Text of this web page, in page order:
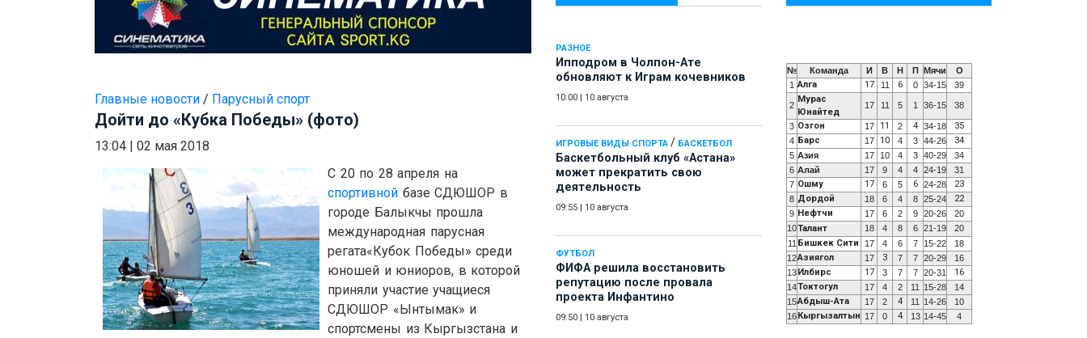
РАЗНОЕ
Ипподром в Чолпон-Ате
обновляют к Играм кочевников
10:00 10 августа
ИГРОВЫЕ ВИДЫ СПОРТА / БАСКЕТБОЛ
Баскетбольный клуб «Астана»
может прекратить свою
деятельность
09:55 10 августа
ФУТБОЛ
ФИФА решила восстановить
репутацию после провала
проекта Инфантино
09:50 10 августа
Главные новости / Парусный спорт
Дойти до «Кубка Победы» (фото)
13:04
02 мая 2018
С 20 по 28 апреля на
спортивной базе СДЮШОР в
городе Балыкчы прошла
международная парусная
регата« Кубок Победы»среди
юношей и юниоров, в которой
приняли участие учащиеся
СДЮШОР « Ынтымак» и
спортсмены из Кыргызстана и
№ Команда И В Н П Мячи
О
1 Алга 17 11 6 0 34-15 39
2
Мурас
Юнайтед
17 11 5 1 36-15 38
3 Озгон 17 11 2 4 34-18 35
4 Барс 17 10 4 3 44-26 34
5 Азия 17 10 4 3 40-29
34
6 Алай 17 9 4 4 24-19
31
7 Ошму 17 6 5 6 24-28 23
8 Дордой 18 6 4 8 25-24 22
9 Нефтчи 17 6 2 9 20-26
20
10Талант 18 4 8 6 21-19
20
11 Бишкек Сити 17 4 6 7 15-22
18
12Азиягол 17 3 7 7 20-29
16
13 Илбирс 17 3 7 7 20-31 16
14Токтогул 17 4 2 11 15-28
14
15Абдыш-Ата 17 2 4 11 14-26
10
16 Кыргызалтын 17 0 4 13 14-45 4